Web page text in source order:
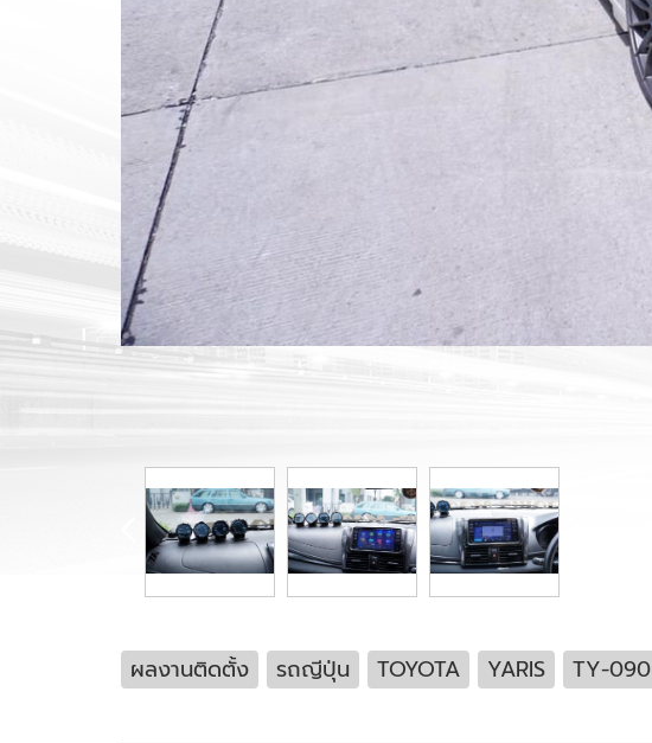
ผลงานติดตั้ง รถญีปุ่น TOYOTA YARIS TY-090